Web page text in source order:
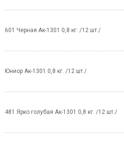
601 Черная Ак-1301 0,8 кг. /12 шт./
Юниор Ак-1301 0,8 кг. /12 шт./
481 Ярко голубая Ак-1301 0,8 кг. /12 шт./